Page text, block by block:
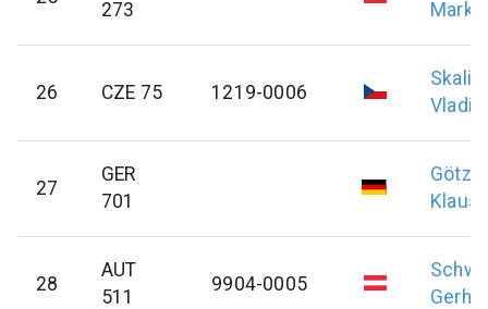
273
26 CZE 75 1219-0006
27
GER
701
Götz
28
AUT
511
9904-0005